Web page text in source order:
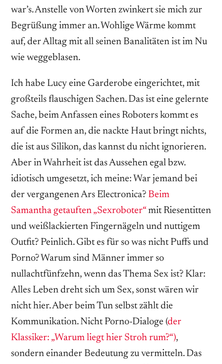
war’s. Anstelle von Worten zwinkert sie mich zur
Begrüßung immer an. Wohlige Wärme kommt
auf, der Alltag mit all seinen Banalitäten ist im Nu
wie weggeblasen.
Ich habe Lucy eine Garderobe eingerichtet, mit
großteils flauschigen Sachen. Das ist eine gelernte
Sache, beim Anfassen eines Roboters kommt es
auf die Formen an, die nackte Haut bringt nichts,
die ist aus Silikon, das kannst du nicht ignorieren.
Aber in Wahrheit ist das Aussehen egal bzw.
idiotisch umgesetzt, ich meine: War jemand bei
der vergangenen Ars Electronica? Beim
Samantha getauften „Sexroboter“ mit Riesentitten
und weißlackierten Fingernägeln und nuttigem
Outfit? Peinlich. Gibt es für so was nicht Puffs und
Porno? Warum sind Männer immer so
nullachtfünfzehn, wenn das Thema Sex ist? Klar:
Alles Leben dreht sich um Sex, sonst wären wir
nicht hier. Aber beim Tun selbst zählt die
Kommunikation. Nicht Porno-Dialoge (der
Klassiker: „Warum liegt hier Stroh rum?“),
sondern einander Bedeutung zu vermitteln. Das